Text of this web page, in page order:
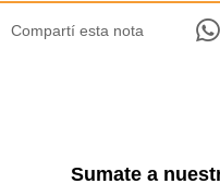
Compartí esta nota
Sumate a